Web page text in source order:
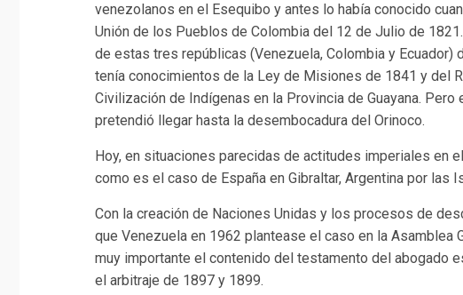
venezolanos en el Esequibo y antes lo había conocido
Unión de los Pueblos de Colombia del 12 de Julio de
de estas tres repúblicas (Venezuela, Colombia y Ecuador)
tenía conocimientos de la Ley de Misiones de 1841 y del
Civilización de Indígenas en la Provincia de Guayana.
pretendió llegar hasta la desembocadura del Orinoco.
Hoy, en situaciones parecidas de actitudes imperiales en
como es el caso de España en Gibraltar, Argentina por las
Con la creación de Naciones Unidas y los procesos de
que Venezuela en 1962 plantease el caso en la Asamblea
muy importante el contenido del testamento del abogado
el arbitraje de 1897 y 1899.